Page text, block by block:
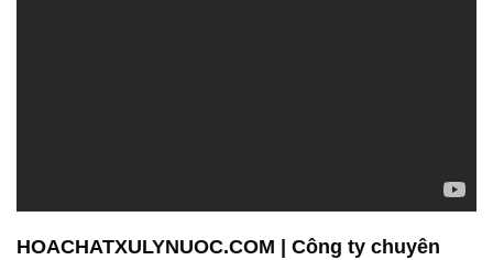
HOACHATXULYNUOC.COM | Công ty chuyên